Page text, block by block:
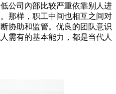
公司內部比较严重依靠别人进
那样，职工中间也相互之间对
协助和监管。优良的团队意识
需有的基本能力，都是当代人